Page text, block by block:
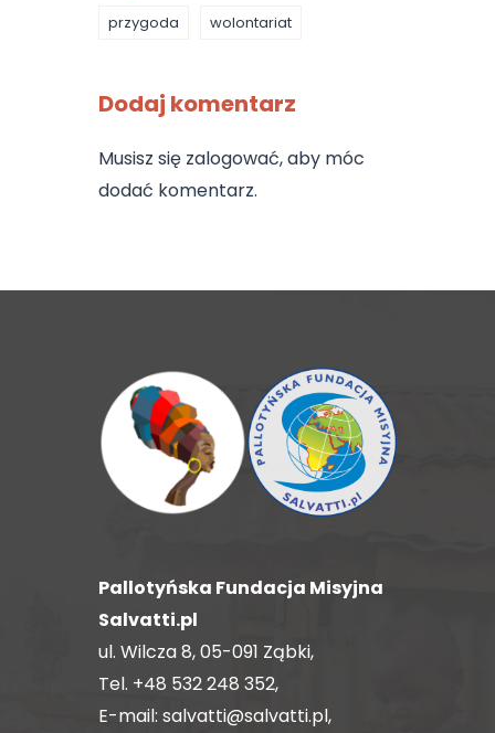
przygoda wolontariat
Dodaj komentarz
Musisz się zalogować, aby móc
dodać komentarz.
Pallotyńska Fundacja Misyjna
Salvatti.pl
ul. Wilcza 8, 05-091 Ząbki,
Tel. +48 532 248 352,
E-mail: salvatti@salvatti.pl,